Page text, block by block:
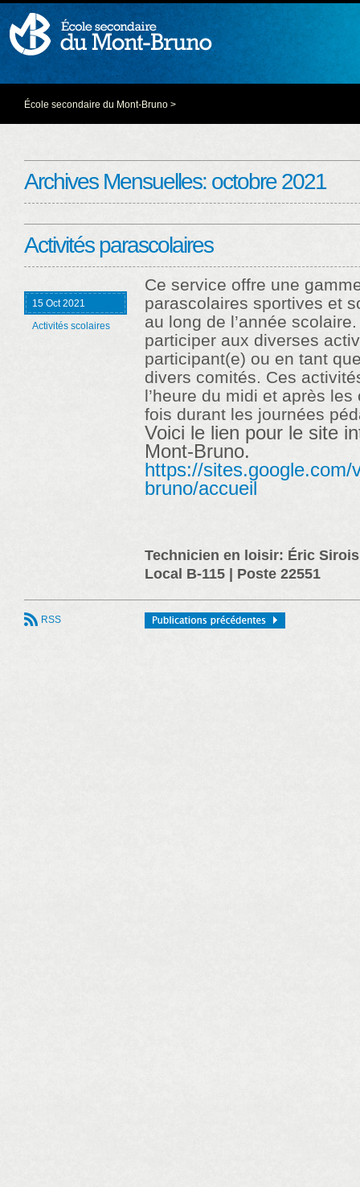
École secondaire du Mont-Bruno >
Archives Mensuelles: octobre 2021
Activités parascolaires
15 Oct 2021
Activités scolaires
Ce service offre une
parascolaires sportives et
au long de l’année
participer aux diverses
participant(e) ou en tant
divers comités. Ces
l’heure du midi et après
fois durant les journées
Voici le lien pour le site
Mont-Bruno.
https://sites.google.com/
bruno/accueil
Technicien en loisir: Éric Sirois
Local B-115 | Poste 22551
RSS